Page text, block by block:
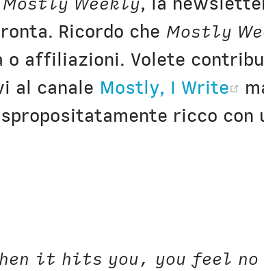
English Bio
Ricordo che Mostly
affiliazioni. Volete
al canale Mostly, I Write
ricco con
new window)
it hits you, you feel no